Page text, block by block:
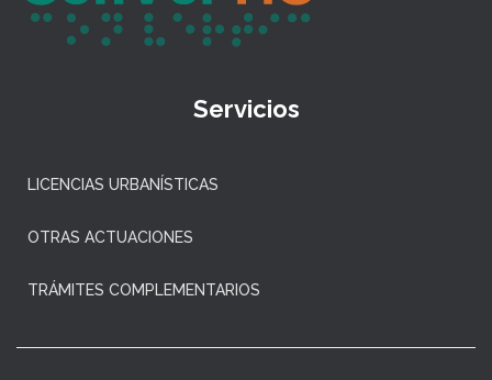
Servicios
LICENCIAS URBANÍSTICAS
OTRAS ACTUACIONES
TRÁMITES COMPLEMENTARIOS